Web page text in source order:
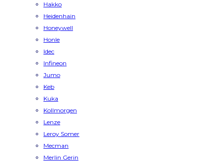
Hakko
Heidenhain
Honeywell
Honle
Idec
Infineon
Jumo
Keb
Kuka
Kollmorgen
Lenze
Leroy Somer
Mecman
Merlin Gerin